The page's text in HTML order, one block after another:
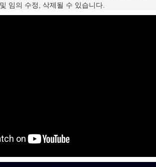
임의 수정, 삭제될 수 있습니다.